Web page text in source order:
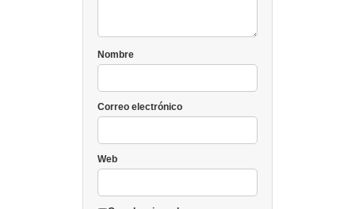
Nombre
Correo electrónico
Web